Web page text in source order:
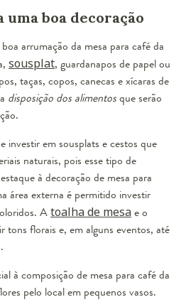
uma boa decoração
arrumação da mesa para café da
sousplat, guardanapos de papel ou
taças, copos, canecas e xícaras de
disposição dos alimentosque serão
investir em sousplats e cestos que
naturais, pois esse tipo de
à decoração de mesa para
área externa é permitido investir
Atoalha de mesae o
tons florais e, em alguns eventos, até
à composição de mesa para café da
pelo local em pequenos vasos.